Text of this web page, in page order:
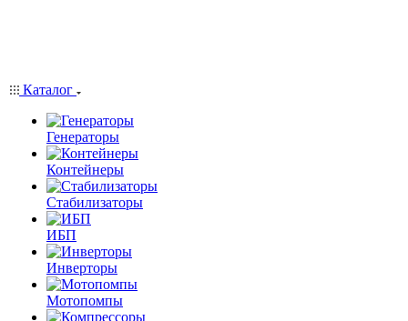
Каталог
Генераторы
Контейнеры
Стабилизаторы
ИБП
Инверторы
Мотопомпы